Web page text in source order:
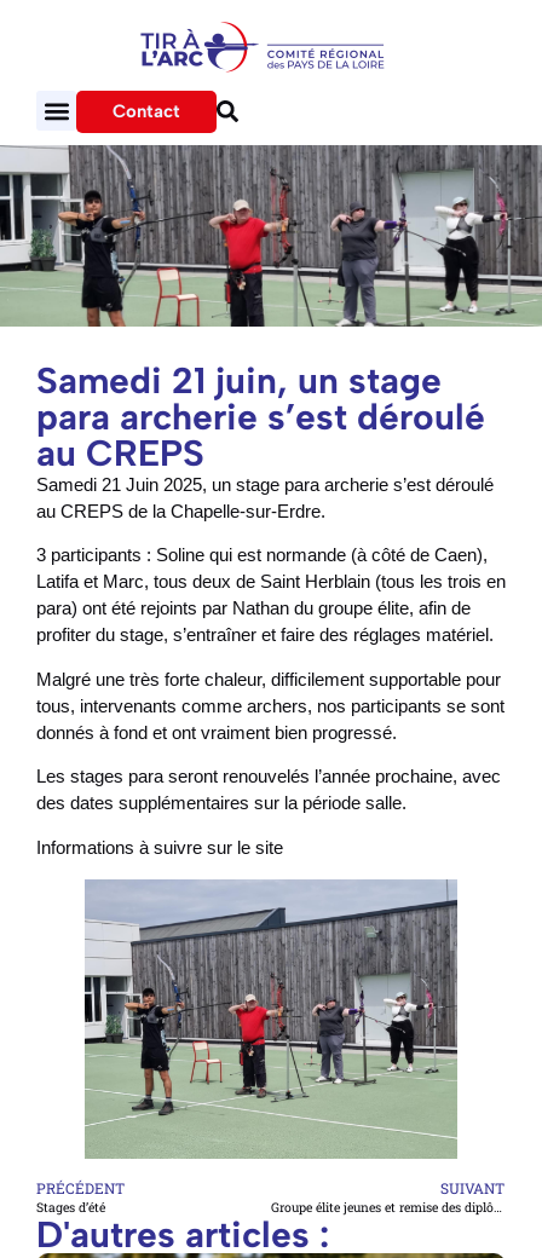
Contact
Samedi 21 juin, un stage
para archerie s’est déroulé
au CREPS
Samedi 21 Juin 2025, un stage para archerie s’est déroulé
au CREPS de la Chapelle-sur-Erdre.
3 participants : Soline qui est normande (à côté de Caen),
Latifa et Marc, tous deux de Saint Herblain (tous les trois en
para) ont été rejoints par Nathan du groupe élite, afin de
profiter du stage, s’entraîner et faire des réglages matériel.
Malgré une très forte chaleur, difficilement supportable pour
tous, intervenants comme archers, nos participants se sont
donnés à fond et ont vraiment bien progressé.
Les stages para seront renouvelés l’année prochaine, avec
des dates supplémentaires sur la période salle.
Informations à suivre sur le site
PRÉCÉDENT
Stages d’été
SUIVANT
Groupe élite jeunes et remise des diplômes Entraineur fédéral
D'autres articles :